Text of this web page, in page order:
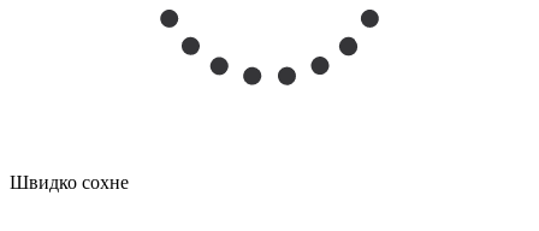
Швидко сохне